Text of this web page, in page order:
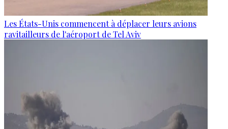
Les États-Unis commencent à déplacer leurs avions
ravitailleurs de l'aéroport de Tel Aviv